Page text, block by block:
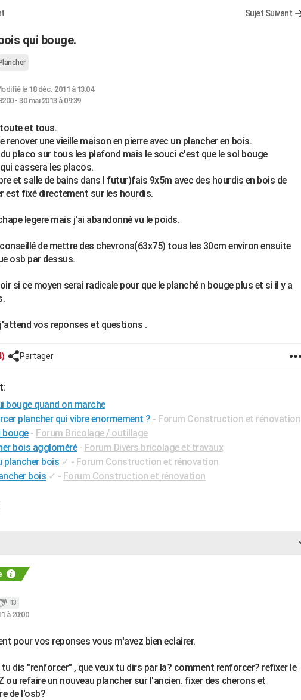
Sujet Suivant
qui bouge.
Plancher
le 18 déc. 2011 à 13:04
- 30 mai 2013 à 09:39
et tous.
renover une vieille maison en pierre avec un plancher en bois.
placo sur tous les plafond mais le souci c'est que le sol bouge
cassera les placos.
et salle de bains dans l futur)fais 9x5m avec des hourdis en bois de
est fixé directement sur les hourdis.
legere mais j'ai abandonné vu le poids.
de mettre des chevrons(63x75) tous les 30cm environ ensuite
osb par dessus.
si ce moyen serai radicale pour que le planché n bouge plus et si il y a
vos reponses et questions .
Partager
bouge quand on marche
plancher qui vibre enormement ? - Forum Construction et rénovation
- Forum Bricolage / outillage
bois aggloméré - Forum Divers bricolage et travaux
plancher bois ✓ - Forum Construction et rénovation
bois ✓ - Forum Construction et rénovation
13
à 20:00
pour vos reponses vous m'avez bien eclairer.
dis "renforcer" , que veux tu dirs par la? comment renforcer? refixer le
ou refaire un nouveau plancher sur l'ancien. fixer des cherons et
de l'osb?